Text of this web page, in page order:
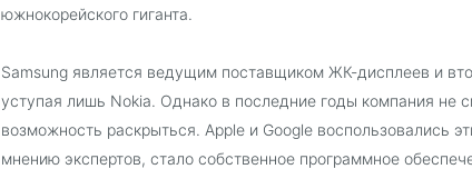
южнокорейского гиганта.
Samsung является ведущим поставщиком ЖК-дисплеев и
уступая лишь Nokia. Однако в последние годы компания не
возможность раскрыться. Apple и Google воспользовались
мнению экспертов, стало собственное программное